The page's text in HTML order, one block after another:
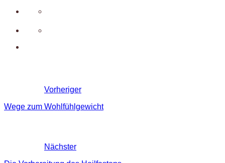
Vorheriger
Wege zum Wohlfühlgewicht
Nächster